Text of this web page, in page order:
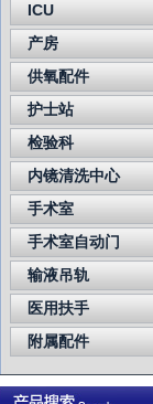
ICU
产房
供氧配件
护士站
检验科
内镜清洗中心
手术室
手术室自动门
输液吊轨
医用扶手
附属配件